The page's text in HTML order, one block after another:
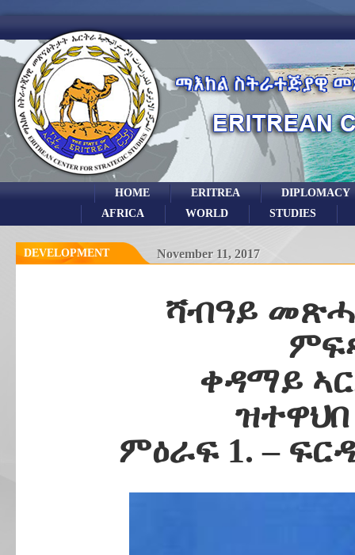
DIPLOMACY
ERITREA
HOME
STUDIES
WORLD
AFRICA
DEVELOPMENT November 11, 2017
ሻብዓይ
ቀዳማይ
ምዕራፍ 1. –